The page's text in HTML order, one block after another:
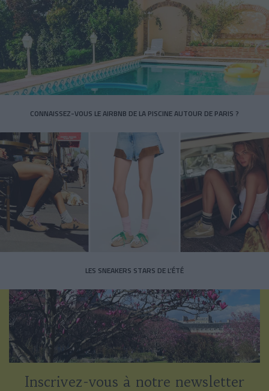
CONNAISSEZ-VOUS LE AIRBNB DE LA PISCINE AUTOUR DE PARIS ?
LES SNEAKERS STARS DE L’ÉTÉ
Inscrivez-vous à notre newsletter